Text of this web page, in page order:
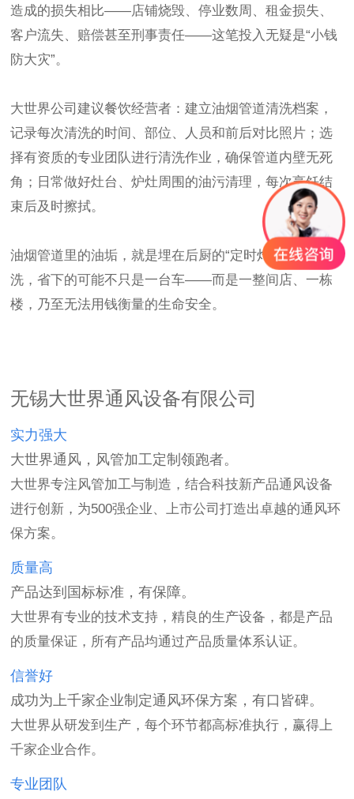
造成的损失相比——店铺烧毁、停业数周、租金损失、
客户流失、赔偿甚至刑事责任——这笔投入无疑是“小钱
防大灾”。
大世界公司建议餐饮经营者：建立油烟管道清洗档案，
记录每次清洗的时间、部位、人员和前后对比照片；选
择有资质的专业团队进行清洗作业，确保管道内壁无死
角；日常做好灶台、炉灶周围的油污清理，每次烹饪结
束后及时擦拭。
油烟管道里的油垢，就是埋在后厨的“定时炸弹”。一次清
洗，省下的可能不只是一台车——而是一整间店、一栋
楼，乃至无法用钱衡量的生命安全。
无锡大世界通风设备有限公司
实力强大
大世界通风，风管加工定制领跑者。
大世界专注风管加工与制造，结合科技新产品通风设备
进行创新，为500强企业、上市公司打造出卓越的通风环
保方案。
质量高
产品达到国标标准，有保障。
大世界有专业的技术支持，精良的生产设备，都是产品
的质量保证，所有产品均通过产品质量体系认证。
信誉好
成功为上千家企业制定通风环保方案，有口皆碑。
大世界从研发到生产，每个环节都高标准执行，赢得上
千家企业合作。
专业团队